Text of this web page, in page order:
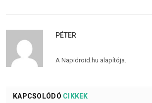
PÉTER
A Napidroid.hu alapítója.
KAPCSOLÓDÓ CIKKEK